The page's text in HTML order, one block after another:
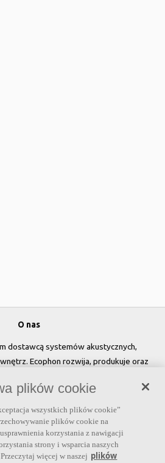
O nas
dostawcą systemów akustycznych,
Ecophon rozwija, produkuje oraz
się do tworzenia przyjaznego i
poprawy jakości życia oraz
i wydajności użytkowników.
Dołącz do nas
plików cookie
wszystkich plików cookie”
plików cookie na
korzystania z nawigacji
strony i wsparcia naszych
więcej w naszej plików